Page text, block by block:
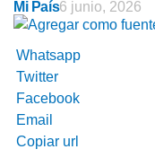
Mi País6 junio, 2026
Whatsapp
Twitter
Facebook
Email
Copiar url